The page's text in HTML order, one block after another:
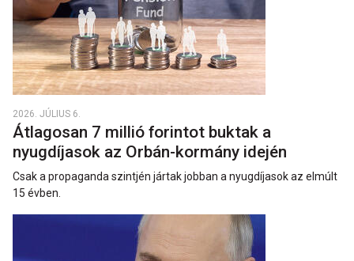
2026. JÚLIUS 6.
Átlagosan 7 millió forintot buktak a
nyugdíjasok az Orbán-kormány idején
Csak a propaganda szintjén jártak jobban a nyugdíjasok az elmúlt
15 évben.